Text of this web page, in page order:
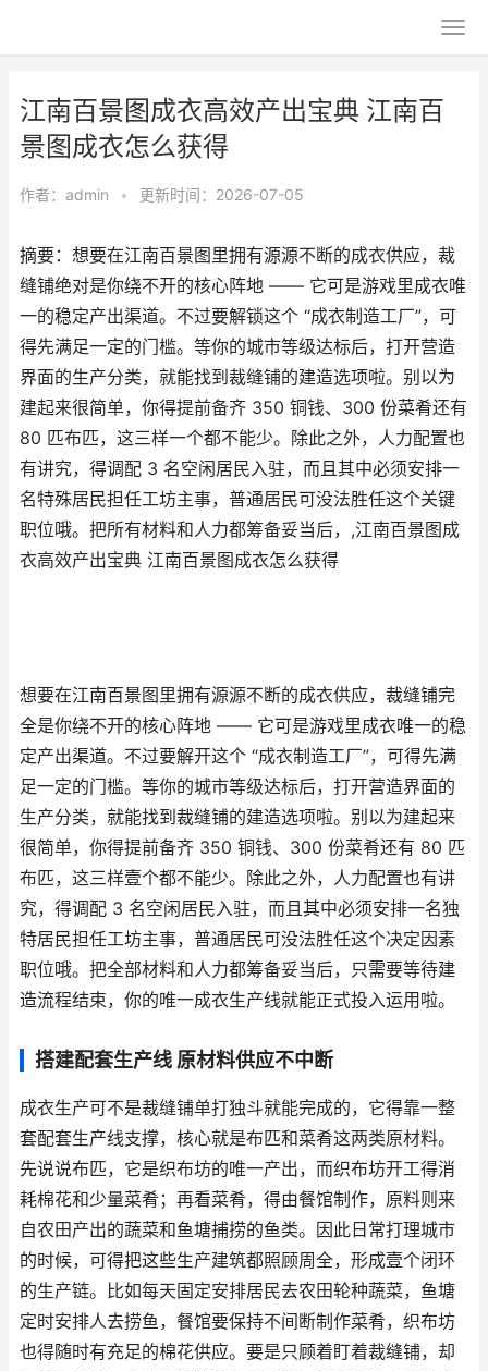
江南百景图成衣高效产出宝典 江南百
景图成衣怎么获得
作者： admin • 更新时间：2026-07-05
摘要：想要在江南百景图里拥有源源不断的成衣供应，裁
缝铺绝对是你绕不开的核心阵地 —— 它可是游戏里成衣唯
一的稳定产出渠道。不过要解锁这个 “成衣制造工厂”，可
得先满足一定的门槛。等你的城市等级达标后，打开营造
界面的生产分类，就能找到裁缝铺的建造选项啦。别以为
建起来很简单，你得提前备齐 350 铜钱、300 份菜肴还有
80 匹布匹，这三样一个都不能少。除此之外，人力配置也
有讲究，得调配 3 名空闲居民入驻，而且其中必须安排一
名特殊居民担任工坊主事，普通居民可没法胜任这个关键
职位哦。把所有材料和人力都筹备妥当后，,江南百景图成
衣高效产出宝典 江南百景图成衣怎么获得
想要在江南百景图里拥有源源不断的成衣供应，裁缝铺完
全是你绕不开的核心阵地 —— 它可是游戏里成衣唯一的稳
定产出渠道。不过要解开这个 “成衣制造工厂”，可得先满
足一定的门槛。等你的城市等级达标后，打开营造界面的
生产分类，就能找到裁缝铺的建造选项啦。别以为建起来
很简单，你得提前备齐 350 铜钱、300 份菜肴还有 80 匹
布匹，这三样壹个都不能少。除此之外，人力配置也有讲
究，得调配 3 名空闲居民入驻，而且其中必须安排一名独
特居民担任工坊主事，普通居民可没法胜任这个决定因素
职位哦。把全部材料和人力都筹备妥当后，只需要等待建
造流程结束，你的唯一成衣生产线就能正式投入运用啦。
搭建配套生产线 原材料供应不中断
成衣生产可不是裁缝铺单打独斗就能完成的，它得靠一整
套配套生产线支撑，核心就是布匹和菜肴这两类原材料。
先说说布匹，它是织布坊的唯一产出，而织布坊开工得消
耗棉花和少量菜肴；再看菜肴，得由餐馆制作，原料则来
自农田产出的蔬菜和鱼塘捕捞的鱼类。因此日常打理城市
的时候，可得把这些生产建筑都照顾周全，形成壹个闭环
的生产链。比如每天固定安排居民去农田轮种蔬菜，鱼塘
定时安排人去捞鱼，餐馆要保持不间断制作菜肴，织布坊
也得随时有充足的棉花供应。要是只顾着盯着裁缝铺，却